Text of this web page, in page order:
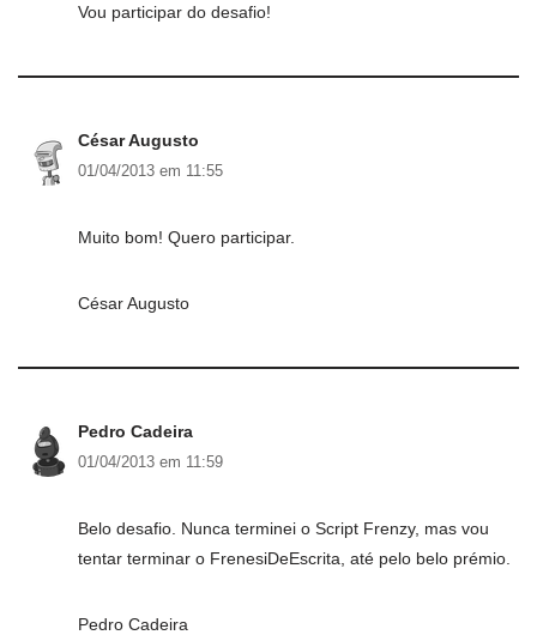
Vou participar do desafio!
César Augusto
01/04/2013 em 11:55
Muito bom! Quero participar.
César Augusto
Pedro Cadeira
01/04/2013 em 11:59
Belo desafio. Nunca terminei o Script Frenzy, mas vou
tentar terminar o FrenesiDeEscrita, até pelo belo prémio.
Pedro Cadeira